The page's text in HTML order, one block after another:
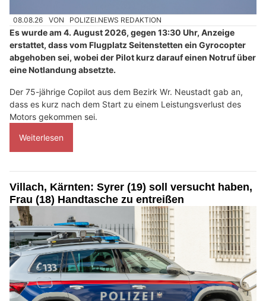
08.08.26 VON POLIZEI.NEWS REDAKTION
Es wurde am 4. August 2026, gegen 13:30 Uhr, Anzeige
erstattet, dass vom Flugplatz Seitenstetten ein Gyrocopter
abgehoben sei, wobei der Pilot kurz darauf einen Notruf über
eine Notlandung absetzte.
Der 75-jährige Copilot aus dem Bezirk Wr. Neustadt gab an,
dass es kurz nach dem Start zu einem Leistungsverlust des
Motors gekommen sei.
Weiterlesen
Villach, Kärnten: Syrer (19) soll versucht haben,
Frau (18) Handtasche zu entreißen